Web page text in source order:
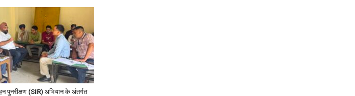
पुनरीक्षण (SIR) अभियान के अंतर्गत